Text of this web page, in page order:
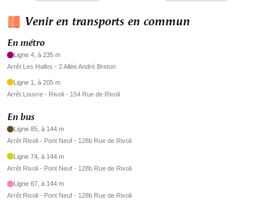
Venir en transports en commun
En métro
Ligne 4, à 235 m
Arrêt Les Halles - 2 Allée André Breton
Ligne 1, à 205 m
Arrêt Louvre - Rivoli - 154 Rue de Rivoli
En bus
Ligne 85, à 144 m
Arrêt Rivoli - Pont Neuf - 128b Rue de Rivoli
Ligne 74, à 144 m
Arrêt Rivoli - Pont Neuf - 128b Rue de Rivoli
Ligne 67, à 144 m
Arrêt Rivoli - Pont Neuf - 128b Rue de Rivoli